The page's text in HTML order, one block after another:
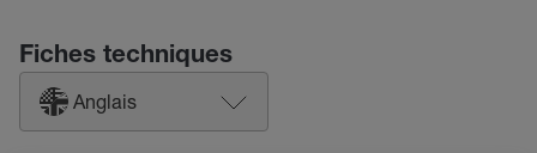
Fiches techniques
Anglais